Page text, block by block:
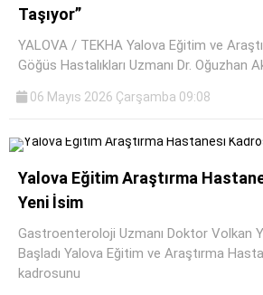
Taşıyor”
YALOVA / TEKHA Yalova Eğitim ve
Göğüs Hastalıkları Uzmanı Dr. Oğuzhan
06 Mayıs 2026 Çarşamba 09:08
Yalova Eğitim Araştırma
Yeni İsim
Gastroenteroloji Uzmanı Doktor Volkan
Başladı Yalova Eğitim ve Araştırma
kadrosunu